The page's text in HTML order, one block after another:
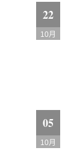
22
10月
05
10月